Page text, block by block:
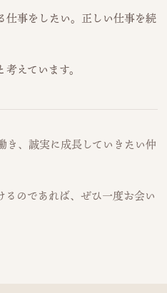
仕事をしたい。正しい仕事を続
えています。
き、誠実に成長していきたい仲
るのであれば、ぜひ一度お会い